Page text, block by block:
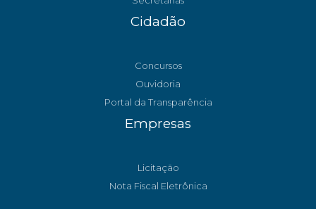
Cidadão
Concursos
Ouvidoria
Portal da Transparência
Empresas
Licitação
Nota Fiscal Eletrônica